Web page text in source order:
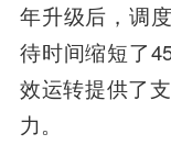
年升级后，调
待时间缩短了
效运转提供了
力。